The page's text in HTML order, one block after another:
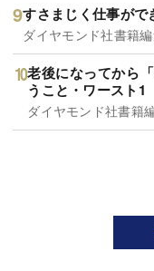
すさまじく仕事がで
ダイヤモンド社書籍
老後になってから
うこと・ワースト1
ダイヤモンド社書籍